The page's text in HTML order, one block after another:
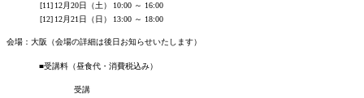
[11] 12月20日（土）
10:00 ～ 16:00
[12] 12月21日（日） 13:00 ～ 18:00
会場：大阪（会場の詳細は後日お知らせいたします）
■受講料 （昼食代・消費税込み）
受講